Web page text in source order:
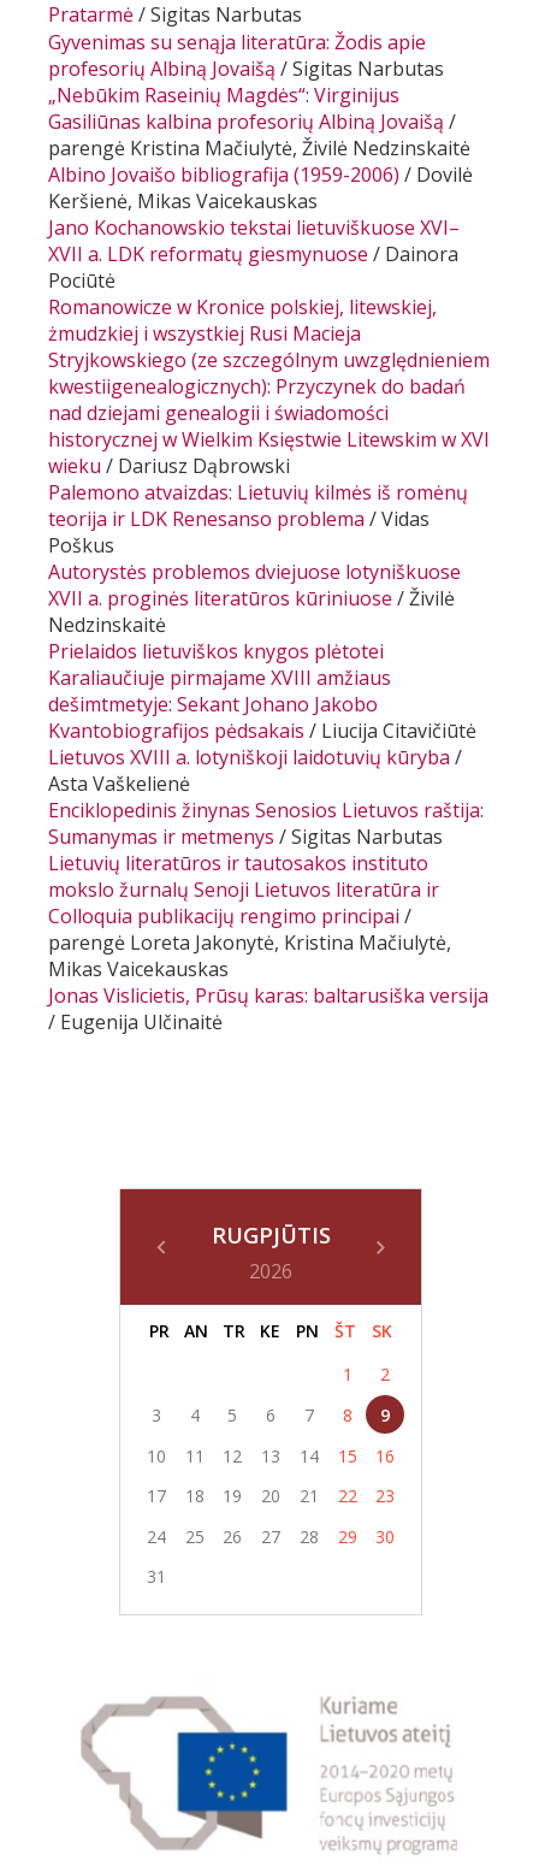
Pratarmė/ Sigitas Narbutas
Gyvenimas su senąja literatūra: Žodis apie
profesorių Albiną Jovaišą / Sigitas Narbutas
„Nebūkim Raseinių Magdės“: Virginijus
Gasiliūnas kalbina profesorių Albiną Jovaišą /
parengė Kristina Mačiulytė, Živilė Nedzinskaitė
Albino Jovaišo bibliografija (1959-2006) / Dovilė
Keršienė, Mikas Vaicekauskas
Jano Kochanowskio tekstai lietuviškuose XVI–
XVII a. LDK reformatų giesmynuose / Dainora
Pociūtė
Romanowicze w Kronice polskiej, litewskiej,
żmudzkiej i wszystkiej Rusi Macieja
Stryjkowskiego (ze szczególnym uwzględnieniem
kwestiigenealogicznych): Przyczynekdo badań
nad dziejami genealogii i świadomości
historycznej w Wielkim Księstwie Litewskim w XVI
wieku / Dariusz Dąbrowski
Palemono atvaizdas: Lietuvių kilmės iš romėnų
teorija ir LDK Renesanso problema / Vidas
Poškus
Autorystės problemos dviejuose lotyniškuose
XVII a. proginės literatūros kūriniuose / Živilė
Nedzinskaitė
Prielaidos lietuviškos knygos plėtotei
Karaliaučiuje pirmajame XVIII amžiaus
dešimtmetyje: Sekant Johano Jakobo
Kvantobiografijos pėdsakais / Liucija Citavičiūtė
Lietuvos XVIII a. lotyniškoji laidotuvių kūryba /
Asta Vaškelienė
Enciklopedinis žinynas Senosios Lietuvos raštija:
Sumanymas ir metmenys / Sigitas Narbutas
Lietuvių literatūros ir tautosakos instituto
mokslo žurnalų Senoji Lietuvos literatūra ir
Colloquia publikacijų rengimo principai /
parengė Loreta Jakonytė, Kristina Mačiulytė,
Mikas Vaicekauskas
Jonas Vislicietis, Prūsų karas: baltarusiška versija
/ Eugenija Ulčinaitė
RUGPJŪTIS
2026
PR AN TR KE PN ŠT
SK
1
2
3
4 5 6 7 8
9
10
11 12 13 14 15
16
17
18 19 20 21 22
23
24
25 26 27 28 29
30
31